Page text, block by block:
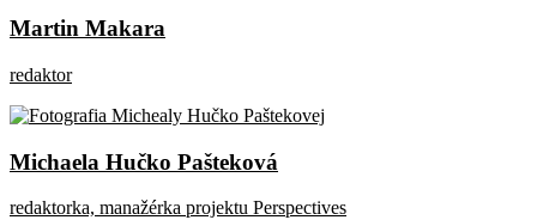
Martin Makara
redaktor
Michaela Hučko Pašteková
redaktorka, manažérka projektu Perspectives